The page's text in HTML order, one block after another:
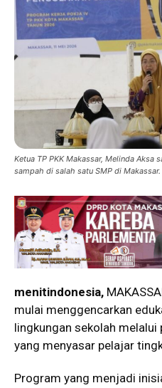
Ketua TP PKK Makassar, Melinda
sampah di salah satu SMP di
menitindonesia,
mulai menggencarkan
lingkungan sekolah melalui
yang menyasar pelajar
Program yang menjadi